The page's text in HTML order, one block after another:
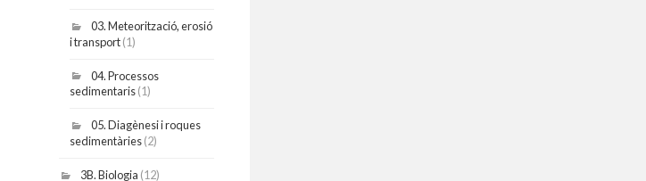
03. Meteorització, erosió
i transport(1)
04. Processos
sedimentaris(1)
05. Diagènesi i roques
sedimentàries(2)
3B. Biologia (12)